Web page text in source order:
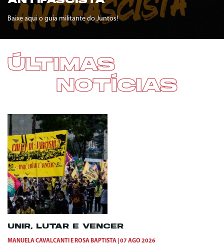
Baixe aqui o guia militante do Juntos!
ÚLTIMAS
NOTÍCIAS
UNIR, LUTAR E VENCER
MANUELA CAVALCANTI E ROSA BAPTISTA 07 AGO 2026